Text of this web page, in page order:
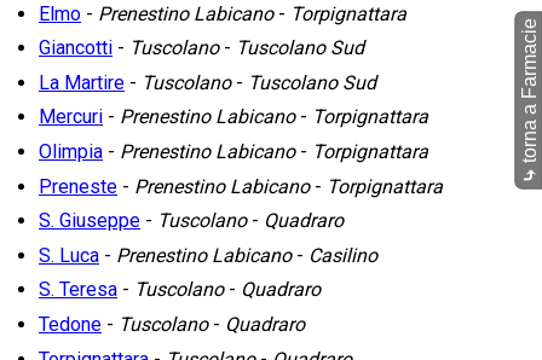
Elmo - Prenestino Labicano- Torpignattara
Giancotti - Tuscolano- Tuscolano Sud
La Martire - Tuscolano- Tuscolano Sud
Mercuri - Prenestino Labicano- Torpignattara
Olimpia - Prenestino Labicano- Torpignattara
Preneste - Prenestino Labicano- Torpignattara
S. Giuseppe - Tuscolano- Quadraro
S. Luca - Prenestino Labicano- Casilino
S. Teresa - Tuscolano- Quadraro
Tedone - Tuscolano- Quadraro
⤷
torna a Farmacie